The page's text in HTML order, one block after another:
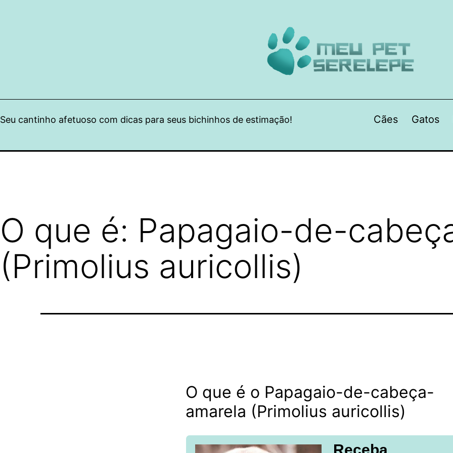
Seu cantinho afetuoso com dicas para seus bichinhos de estimação! Cães Gatos
O que é: Papagaio-de-
(Primolius auricollis)
O que é o Papagaio-de-cabeça-
amarela (Primolius auricollis)